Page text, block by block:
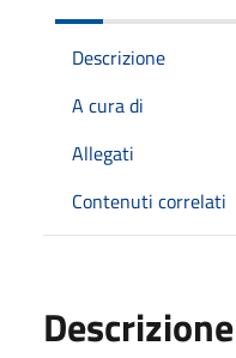
Descrizione
A cura di
Allegati
Contenuti correlati
Descrizione